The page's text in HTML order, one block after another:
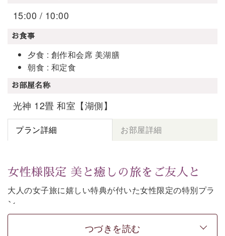
15:00 / 10:00
お食事
夕食 : 創作和会席 美湖膳
朝食 : 和定食
お部屋名称
光神 12畳 和室【湖側】
プラン詳細 お部屋詳細
女性様限定 美と癒しの旅をご友人と
大人の女子旅に嬉しい特典が付いた女性限定の特別プラ
ン。
女性同士の癒しの旅を愉しみたいならこちら。
-----------【安心への取り組み】----------
つづきを読む